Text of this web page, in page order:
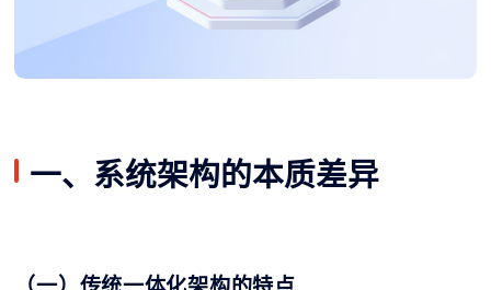
一、系统架构的本质差异